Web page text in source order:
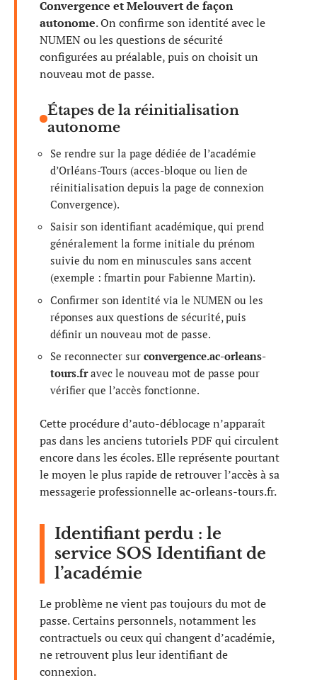
Convergence et Melouvert de façon
autonome. On confirme son identité avec le
NUMEN ou les questions de sécurité
configurées au préalable, puis on choisit un
nouveau mot de passe.
Étapes de la réinitialisation
autonome
Se rendre sur la page dédiée de l’académie
d’Orléans-Tours (acces-bloque ou lien de
réinitialisation depuis la page de connexion
Convergence).
Saisir son identifiant académique, qui prend
généralement la forme initiale du prénom
suivie du nom en minuscules sans accent
(exemple : fmartin pour Fabienne Martin).
Confirmer son identité via le NUMEN ou les
réponses aux questions de sécurité, puis
définir un nouveau mot de passe.
Se reconnecter sur convergence.ac-orleans-
tours.fravec le nouveau mot de passe pour
vérifier que l’accès fonctionne.
Cette procédure d’auto-déblocage n’apparaît
pas dans les anciens tutoriels PDF qui circulent
encore dans les écoles. Elle représente pourtant
le moyen le plus rapide de retrouver l’accès à sa
messagerie professionnelle ac-orleans-tours.fr.
Identifiant perdu : le
service SOS Identifiant de
l’académie
Le problème ne vient pas toujours du mot de
passe. Certains personnels, notamment les
contractuels ou ceux qui changent d’académie,
ne retrouvent plus leur identifiant de
connexion.